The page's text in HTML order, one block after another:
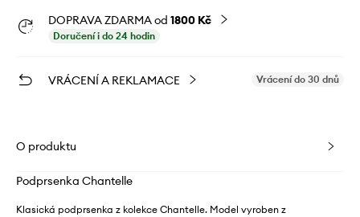
DOPRAVA ZDARMA od 1800 Kč
Doručení i do 24 hodin
VRÁCENÍ A REKLAMACE Vrácení do 30 dnů
O produktu
Podprsenka Chantelle
Klasická podprsenka z kolekce Chantelle. Model vyroben z